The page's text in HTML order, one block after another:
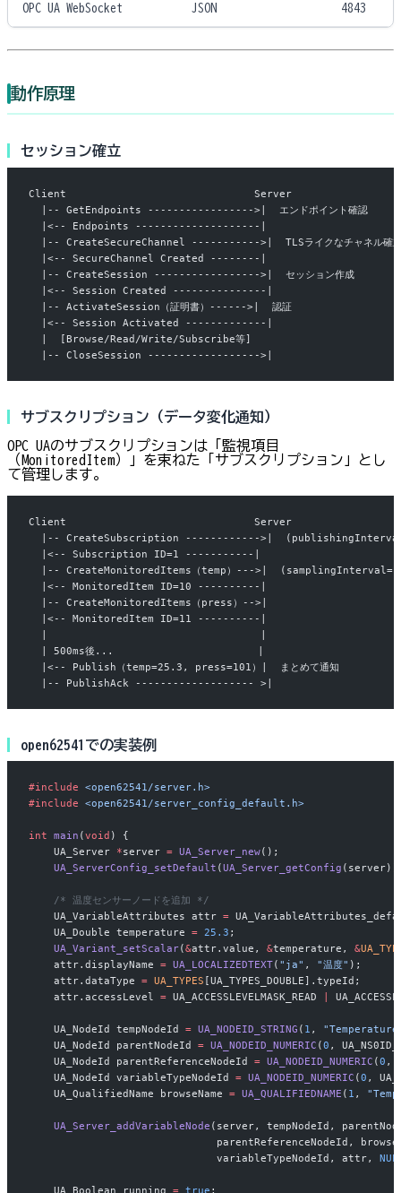
OPC UA WebSocket JSON 4843
動作原理
セッション確立
Client                              Server
  |-- GetEndpoints ----------------->|  エンドポイント確認
  |<-- Endpoints --------------------|
|-- CreateSecureChannel ----------->|  TLSライクなチャネル確
  |<-- SecureChannel Created --------|
  |-- CreateSession ----------------->|  セッション作成
  |<-- Session Created ---------------|
  |-- ActivateSession（証明書）------>|  認証
  |<-- Session Activated -------------|
  |  [Browse/Read/Write/Subscribe等]
  |-- CloseSession ------------------>|
サブスクリプション（データ変化通知）
OPC UAのサブスクリプションは「監視項目
（MonitoredItem）」を束ねた「サブスクリプション」とし
て管理します。
Client                              Server
|-- CreateSubscription ------------>|
  |<-- Subscription ID=1 -----------|
|-- CreateMonitoredItems（temp）--->|
  |<-- MonitoredItem ID=10 ----------|
  |-- CreateMonitoredItems（press）-->|
  |<-- MonitoredItem ID=11 ----------|
  | 500ms後...                       |
  |<-- Publish（temp=25.3, press=101）|  まとめて通知
  |-- PublishAck ------------------- >|
open62541での実装例
#include <open62541/server.h>
#include <open62541/server_config_default.h>
int main (void ) {
    UA_Server
*server = UA_Server_new();
    UA_ServerConfig_setDefault
(UA_Server_getConfig
    /* 温度センサーノードを追加 */
    UA_VariableAttributes attr
=
    UA_Double temperature
= 25.3 ;
    UA_Variant_setScalar
(&attr.value, &temperature, &
    attr.displayName
= UA_LOCALIZEDTEXT( "ja" , "温度" );
    attr.dataType
= UA_TYPES [UA_TYPES_DOUBLE].typeId;
    attr.accessLevel
= UA_ACCESSLEVELMASK_READ
    UA_NodeId tempNodeId
= UA_NODEID_STRING ( 1 ,
    UA_NodeId parentNodeId
= UA_NODEID_NUMERIC (0 ,
    UA_NodeId parentReferenceNodeId
= UA_NODEID_NUMERIC (0 ,
    UA_NodeId variableTypeNodeId
= UA_NODEID_NUMERIC (0 ,
    UA_QualifiedName browseName
= UA_QUALIFIEDNAME ( 1 ,
    UA_Server_addVariableNode
(server, tempNodeId,
parentReferenceNodeId,
                              variableTypeNodeId, attr,
    UA_Boolean running
= true ;